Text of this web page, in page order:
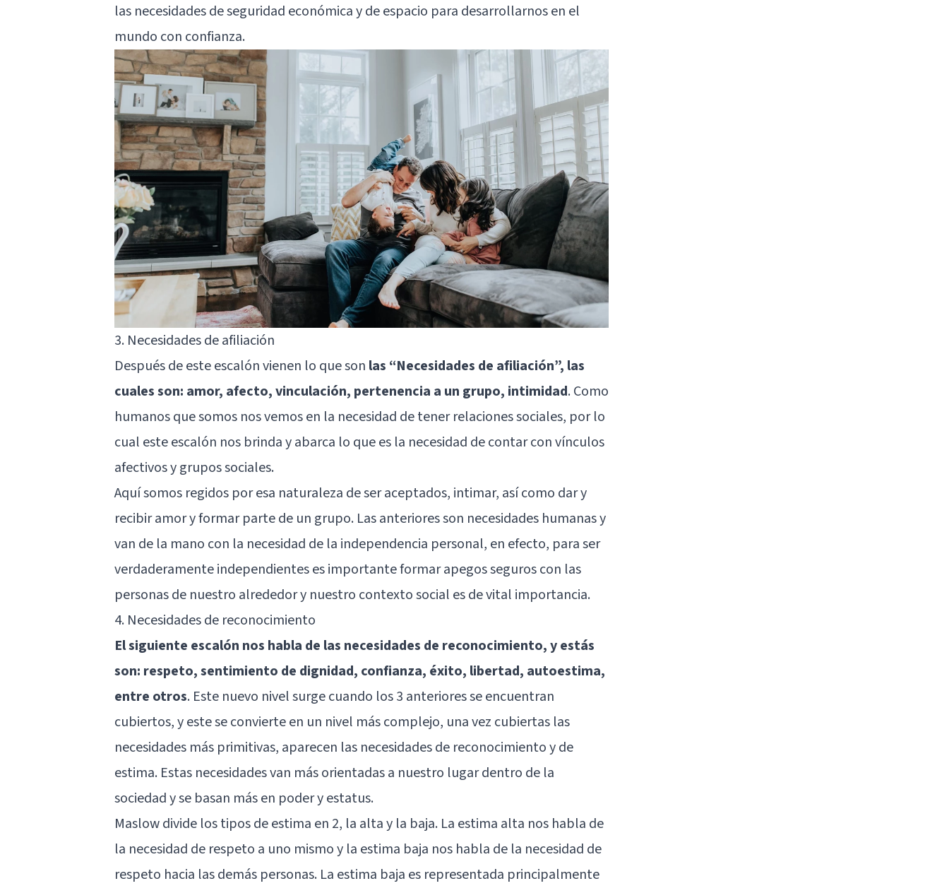
las necesidades de seguridad económica y de espacio para desarrollarnos en el
mundo con confianza.
3. Necesidades de afiliación
Después de este escalón vienen lo que son las “Necesidades de afiliación”, las
cuales son: amor, afecto, vinculación, pertenencia a un grupo, intimidad. Como
humanos que somos nos vemos en la necesidad de tener relaciones sociales, por lo
cual este escalón nos brinda y abarca lo que es la necesidad de contar con vínculos
afectivos y grupos sociales.
Aquí somos regidos por esa naturaleza de ser aceptados, intimar, así como dar y
recibir amor y formar parte de un grupo. Las anteriores son necesidades humanas y
van de la mano con la necesidad de la independencia personal, en efecto, para ser
verdaderamente independientes es importante formar apegos seguros con las
personas de nuestro alrededor y nuestro contexto social es de vital importancia.
4. Necesidades de reconocimiento
El siguiente escalón nos habla de las necesidades de reconocimiento, y estás
son: respeto, sentimiento de dignidad, confianza, éxito, libertad, autoestima,
entre otros. Este nuevo nivel surge cuando los 3 anteriores se encuentran
cubiertos, y este se convierte en un nivel más complejo, una vez cubiertas las
necesidades más primitivas, aparecen las necesidades de reconocimiento y de
estima. Estas necesidades van más orientadas a nuestro lugar dentro de la
sociedad y se basan más en poder y estatus.
Maslow divide los tipos de estima en 2, la alta y la baja. La estima alta nos habla de
la necesidad de respeto a uno mismo y la estima baja nos habla de la necesidad de
respeto hacia las demás personas. La estima baja es representada principalmente